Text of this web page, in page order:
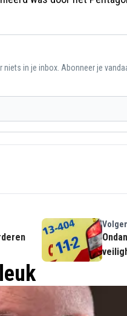
niets in je inbox. Abonneer je